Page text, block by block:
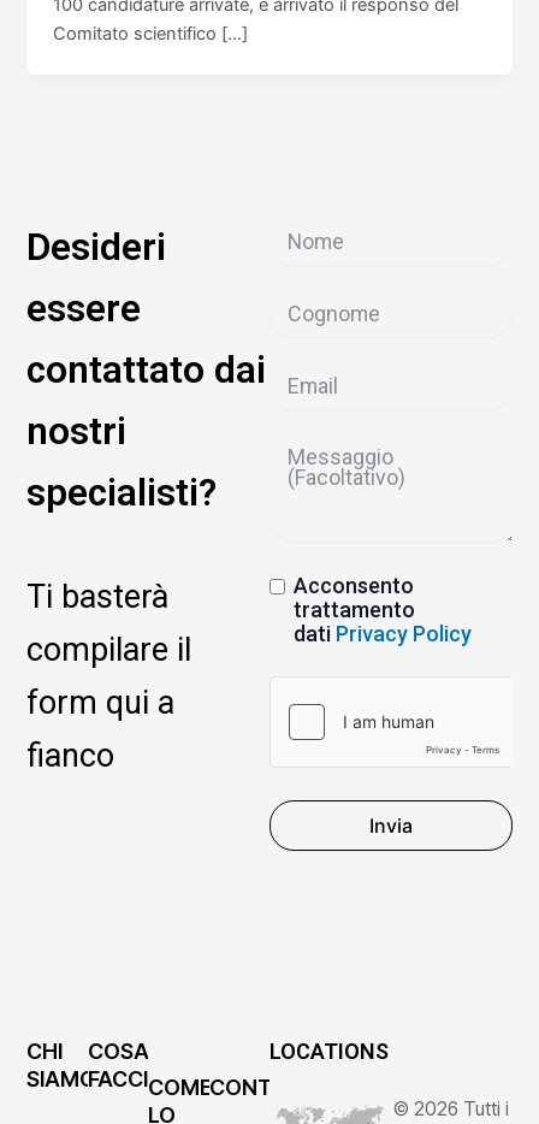
100 candidature arrivate, è arrivato il responso del
Comitato scientifico […]
Desideri
essere
contattato dai
nostri
specialisti?
Ti basterà
compilare il
form qui a
fianco
Acconsento
trattamento
dati Privacy Policy
Invia
CHI
SIAMO
COSA
FACCIAMO
COME
LO
CONTATTI
LOCATIONS
© 2026 Tutti i